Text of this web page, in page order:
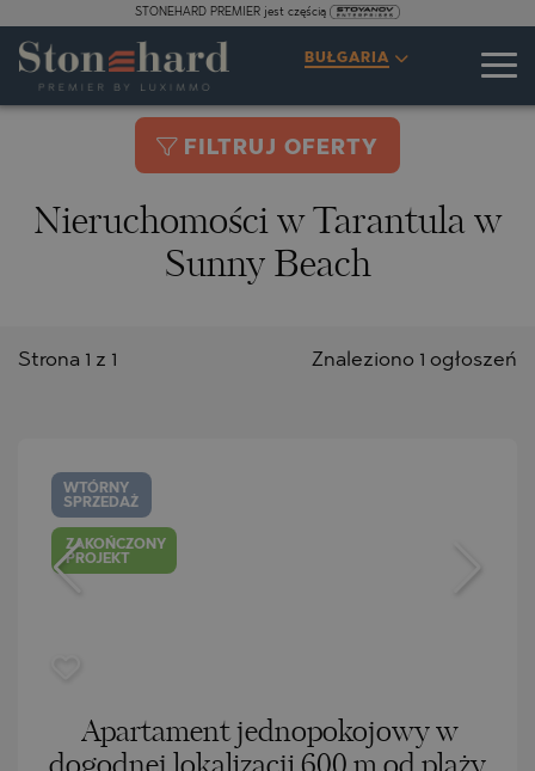
STONEHARD PREMIER jest częścią
BUŁGARIA
FILTRUJ OFERTY
Nieruchomości w Tarantula w
Sunny Beach
Znaleziono 1 ogłoszeń
Strona 1 z 1
WTÓRNY
SPRZEDAŻ
ZAKOŃCZONY
PROJEKT
Apartament jednopokojowy w